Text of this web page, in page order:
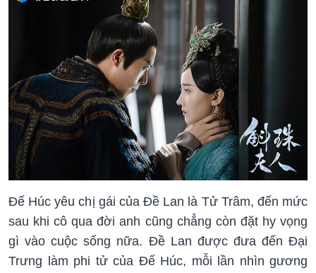
Đế Húc yêu chị gái của Đề Lan là Tử Trâm, đến mức
sau khi cô qua đời anh cũng chẳng còn đặt hy vọng
gì vào cuộc sống nữa. Đề Lan được đưa đến Đại
Trưng làm phi tử của Đế Húc, mỗi lần nhìn gương